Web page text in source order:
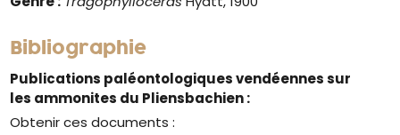
Bibliographie
Publications paléontologiques vendéennes sur
les ammonites du Pliensbachien :
Obtenir ces documents :